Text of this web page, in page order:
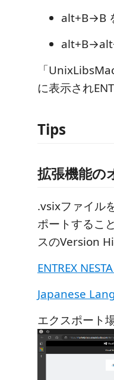
alt+B→B
「
に表示され
Tips
拡張機能の
.vsixファイル
ポートするこ
スのVersion
ENTREX
Japanese
エクスポート